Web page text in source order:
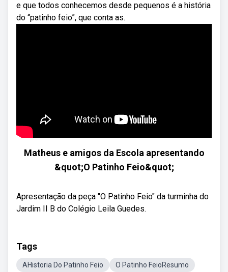
e que todos conhecemos desde pequenos é a história
do “patinho feio”, que conta as.
Matheus e amigos da Escola apresentando
&quot;O Patinho Feio&quot;
Apresentação da peça "O Patinho Feio" da turminha do
Jardim II B do Colégio Leila Guedes.
Tags
AHistoria Do Patinho Feio O Patinho FeioResumo